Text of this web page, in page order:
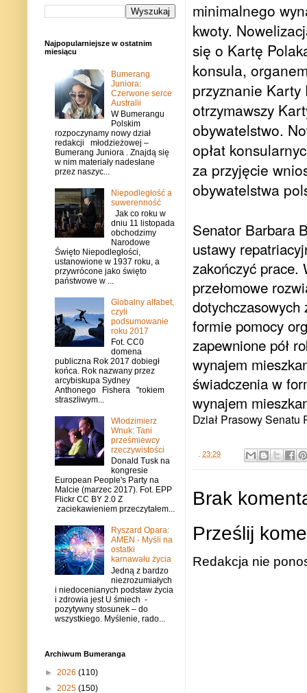
minimalnego
kwoty.
się o Kartę
konsula,
przyznanie
otrzymawszy
obywatelstwo.
opłat
za przyjęcie
obywatelstwa
Senator Barbara
ustawy
zakończyć prace.
przełomowe
formie pomocy
zapewnione pół
wynajem
świadczenia w
wynajem
Dział Prasowy Senatu
. 23:29
Brak
Prześlij
Redakcja nie
Najpopularniejsze w ostatnim
miesiącu
Bumerang
Juniora:
Czerwone serce
Australii
W Bumerangu
Polskim
rozpoczynamy nowy dział
redakcji młodzieżowej –
Bumerang Juniora . Znajdą się
w nim materiały nadesłane
przez naszyc...
Niepodległość a
suwerenność
Jak co roku w
dniu 11 listopada
obchodzimy
Narodowe
Święto Niepodległości,
ustanowione w 1937 roku, a
przywrócone jako święto
państwowe w ...
Globalny alfabet,
czyli
podsumowanie
roku 2017
Fot. CC0
domena
publiczna Rok 2017 dobiegł
końca. Rok nazwany przez
arcybiskupa Sydney
Anthonego Fishera "rokiem
straszliwym...
Włodzimierz
Wnuk: Tani
prześmiewcy
rzeczywistości
Donald Tusk na
kongresie
European People's Party na
Malcie (marzec 2017). Fot. EPP
Flickr CC BY 2.0 Z
zaciekawieniem przeczytałem...
Ryszard Opara:
AMEN - Myśli na
ostatki
karnawału życia
Jedną z bardzo
niezrozumiałych
i niedocenianych podstaw życia
i zdrowia jest U śmiech -
pozytywny stosunek – do
wszystkiego. Myślenie, rado...
Archiwum Bumeranga
► 2026 (110)
► 2025 (150)